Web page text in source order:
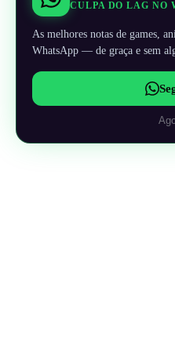
CULPA DO LAG NO
As melhores notas de games,
WhatsApp — de graça e sem